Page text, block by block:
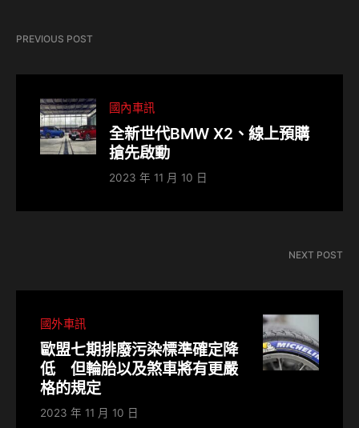
PREVIOUS POST
國內車訊
全新世代BMW X2、線上預購
搶先啟動
2023 年 11 月 10 日
NEXT POST
國外車訊
歐盟七期排廢污染標準確定降
低 但輪胎以及煞車將有更嚴
格的規定
2023 年 11 月 10 日